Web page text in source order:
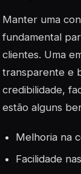
Manter uma
fundamental
clientes. Uma
transparente e
credibilidade,
estão alguns
Melhoria na
Facilidade